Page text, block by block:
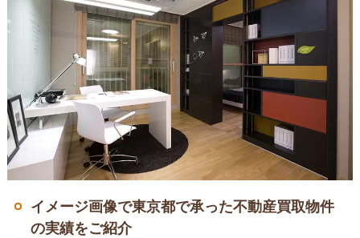
イメージ画像で東京都で承った不動産買取物件
の実績をご紹介